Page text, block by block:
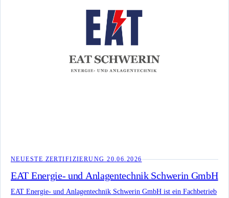
NEUESTE ZERTIFIZIERUNG20.06.2026
EAT Energie- und Anlagentechnik Schwerin GmbH
EAT Energie- und Anlagentechnik Schwerin GmbH ist ein Fachbetrieb